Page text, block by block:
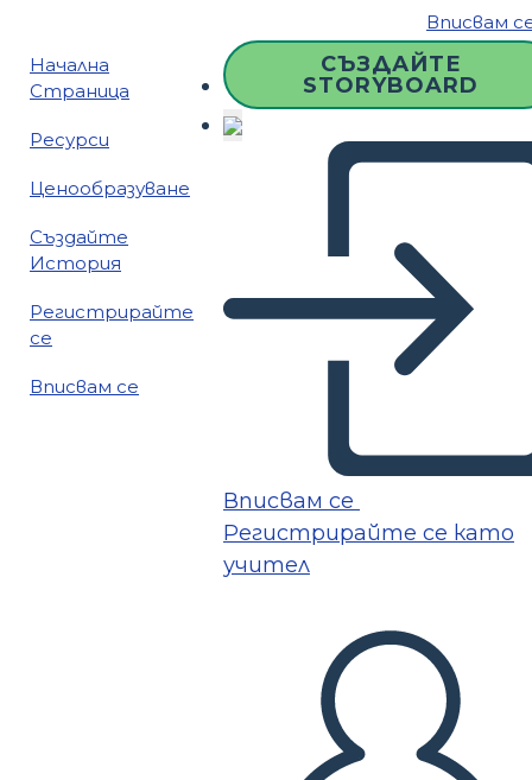
Вписвам
Начална
Страница
Ресурси
Ценообразуване
Създайте
История
Регистрирайте
се
Вписвам се
СЪЗДАЙТЕ
STORYBOARD
Вписвам се
Регистрирайте се като
учител